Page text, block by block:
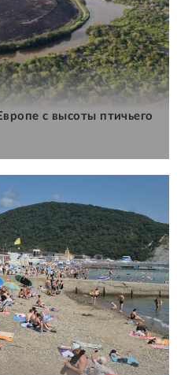
с высоты птичьего